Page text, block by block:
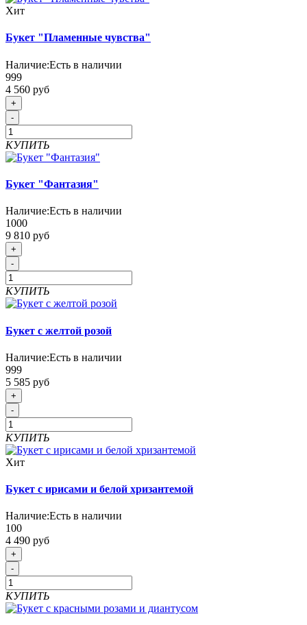
Хит
Букет "Пламенные чувства"
Наличие:Есть в наличии
999
4 560 руб
+
-
КУПИТЬ
Букет "Фантазия"
Наличие:Есть в наличии
1000
9 810 руб
+
-
КУПИТЬ
Букет с желтой розой
Наличие:Есть в наличии
999
5 585 руб
+
-
КУПИТЬ
Хит
Букет с ирисами и белой хризантемой
Наличие:Есть в наличии
100
4 490 руб
+
-
КУПИТЬ